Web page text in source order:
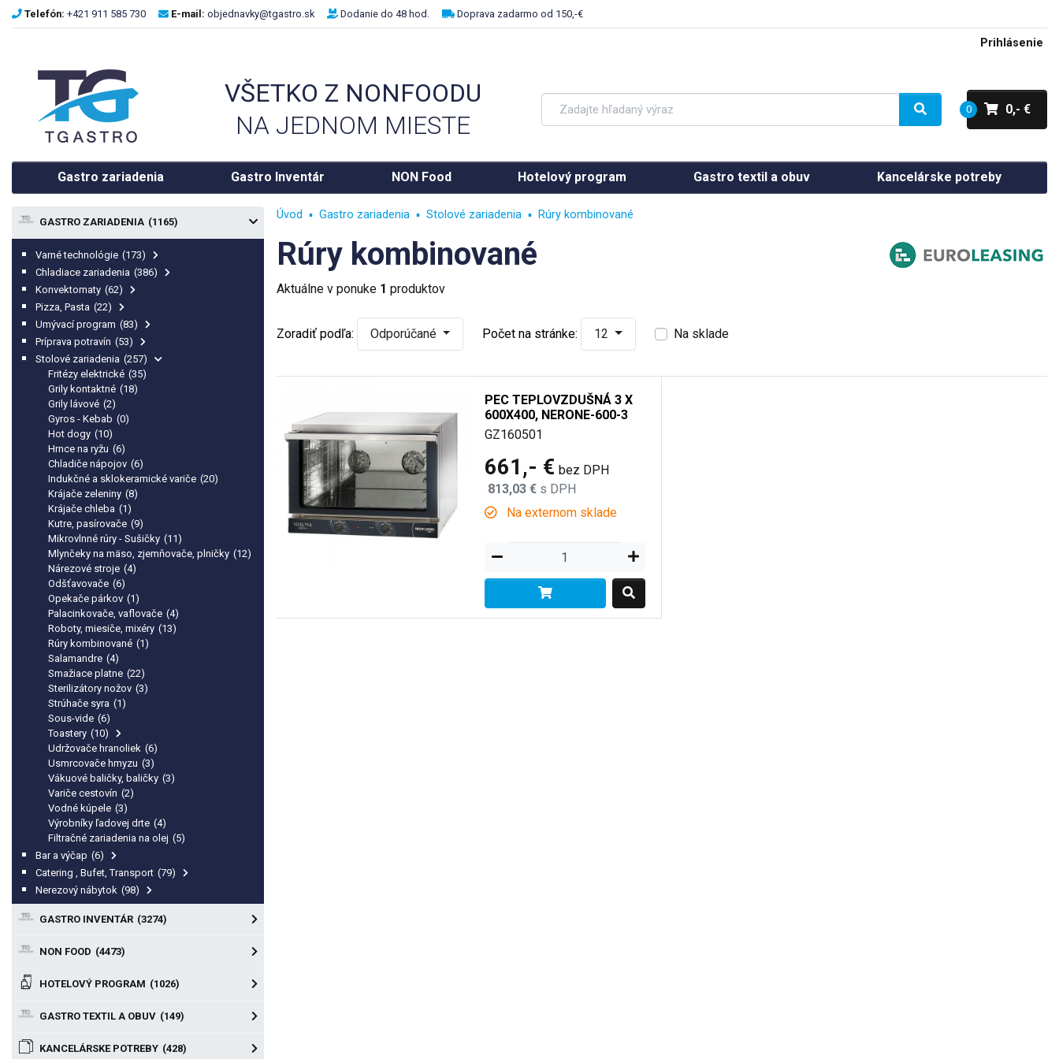
Telefón: +421 911 585 730 E-mail: objednavky@tgastro.sk Dodanie do 48 hod. Doprava zadarmo od 150,-€
Prihlásenie
VŠETKO Z NONFOODU
NA JEDNOM MIESTE
0 0,- €
Gastro zariadenia Gastro Inventár NON Food Hotelový program Gastro textil a obuv Kancelárske potreby
GASTRO ZARIADENIA (1165)
Varné technológie (173)
Chladiace zariadenia (386)
Konvektomaty (62)
Pizza, Pasta (22)
Umývací program (83)
Príprava potravín (53)
Stolové zariadenia (257)
Fritézy elektrické (35)
Grily kontaktné (18)
Grily lávové (2)
Gyros - Kebab (0)
Hot dogy (10)
Hrnce na ryžu (6)
Chladiče nápojov (6)
Indukčné a sklokeramické variče (20)
Krájače zeleniny (8)
Krájače chleba (1)
Kutre, pasírovače (9)
Mikrovlnné rúry - Sušičky (11)
Mlynčeky na mäso, zjemňovače, plničky (12)
Nárezové stroje (4)
Odšťavovače (6)
Opekače párkov (1)
Palacinkovače, vaflovače (4)
Roboty, miesiče, mixéry (13)
Rúry kombinované (1)
Salamandre (4)
Smažiace platne (22)
Sterilizátory nožov (3)
Strúhače syra (1)
Sous-vide (6)
Toastery (10)
Udržovače hranoliek (6)
Usmrcovače hmyzu (3)
Vákuové baličky, baličky (3)
Variče cestovín (2)
Vodné kúpele (3)
Výrobníky ľadovej drte (4)
Filtračné zariadenia na olej (5)
Bar a výčap (6)
Catering , Bufet, Transport (79)
Nerezový nábytok (98)
GASTRO INVENTÁR (3274)
NON FOOD (4473)
HOTELOVÝ PROGRAM (1026)
GASTRO TEXTIL A OBUV (149)
KANCELÁRSKE POTREBY (428)
Úvod Gastro zariadenia Stolové zariadenia Rúry kombinované
Rúry kombinované
Aktuálne v ponuke 1 produktov
Zoradiť podľa: Odporúčané Počet na stránke: 12 Na sklade
PEC TEPLOVZDUŠNÁ 3 X
600X400, NERONE-600-3
GZ160501
661,- € bez DPH
813,03 € s DPH
Na externom sklade